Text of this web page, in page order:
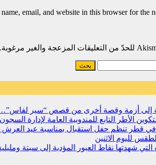
email, and website in this browser for the
إلى أزمة وقصة أخرى من قصص “سير
الأطر التابع للمندوبية العامة لإدارة
قطر تنظم حفل استقبال بمناسبة عيد العرش
لليوم الاثنين
التي شهدتها نقاط العبور المؤدية إلى سبتة